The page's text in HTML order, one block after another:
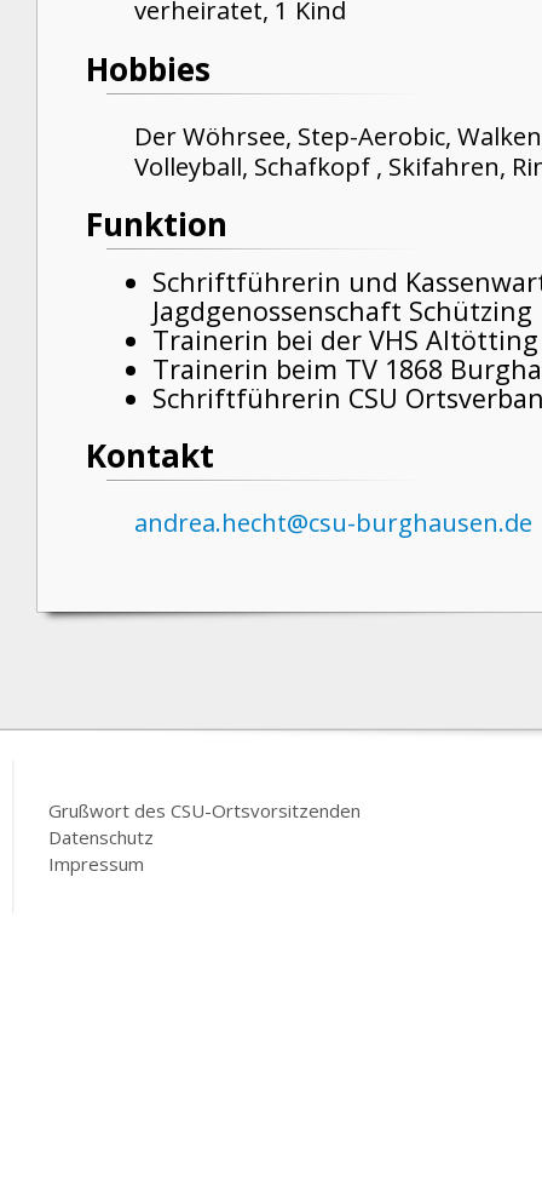
verheiratet, 1 Kind
Hobbies
Der Wöhrsee, Step-Aerobic,
Volleyball, Schafkopf , Skifahren,
Funktion
Schriftführerin und
Jagdgenossenschaft Schützing
Trainerin bei der VHS Altötting
Trainerin beim TV 1868
Schriftführerin CSU
Kontakt
andrea.hecht@csu-burghausen.de
Grußwort des CSU-Ortsvorsitzenden
Datenschutz
Impressum